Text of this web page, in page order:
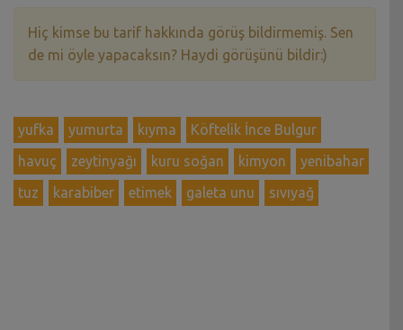
Hiç kimse bu tarif hakkında görüş bildirmemiş. Sen
de mi öyle yapacaksın? Haydi görüşünü bildir:)
yufka yumurta kıyma
Köftelik İnce Bulgur
havuç
zeytinyağı kuru soğan kimyon
yenibahar
tuz
karabiber etimek galeta unu sıvıyağ